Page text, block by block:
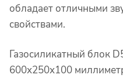
обладает отличными
свойствами.
Газосиликатный блок
600х250х100